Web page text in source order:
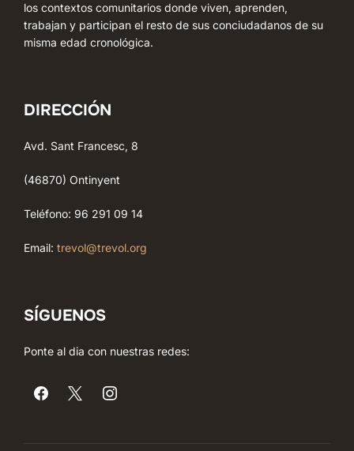
los contextos comunitarios donde viven, aprenden,
trabajan y participan el resto de sus conciudadanos de su
misma edad cronológica.
DIRECCIÓN
Avd. Sant Francesc, 8
(46870) Ontinyent
Teléfono: 96 291 09 14
Email: trevol@trevol.org
SÍGUENOS
Ponte al dia con nuestras redes: